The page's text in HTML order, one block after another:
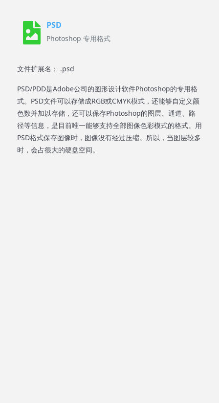
PSD
Photoshop 专用格式
文件扩展名： .psd
PSD/PDD是Adobe公司的图形设计软件Photoshop的专用格
式。PSD文件可以存储成RGB或CMYK模式，还能够自定义颜
色数并加以存储，还可以保存Photoshop的图层、通道、路
径等信息，是目前唯一能够支持全部图像色彩模式的格式。用
PSD格式保存图像时，图像没有经过压缩。所以，当图层较多
时，会占很大的硬盘空间。